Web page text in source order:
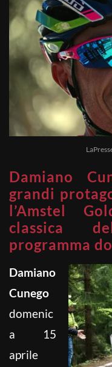
Damiano
grandi
l’Amstel
classica
programma
Damiano
Cunego
domenic
a 15
aprile